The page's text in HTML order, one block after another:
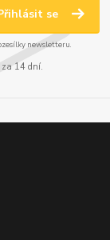
se
newsletteru.
14 dní.